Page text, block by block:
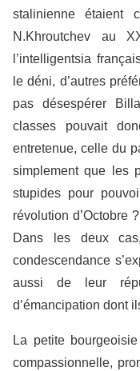
stalinienne étaient
N.Khroutchev au
l’intelligentsia
le déni, d’autres
pas désespérer
classes pouvait
entretenue, celle du
simplement que les
stupides pour
révolution d’Octobre
Dans les deux
condescendance
aussi de leur
d’émancipation dont
La petite
compassionnelle,